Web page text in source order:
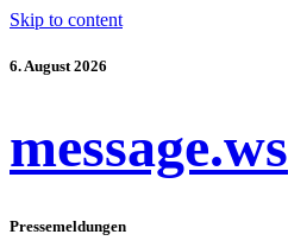
Skip to content
6. August 2026
message.ws
Pressemeldungen